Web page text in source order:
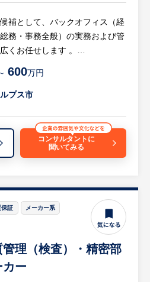
理・法令対応・労務トラブル対
スク管理・運用体制の高度化を
務状態の労務体制を整理し、仕
ル・体制を整えていくフェーズに
制構築まで踏み込める裁量の大き
事責任者と連携し経営視点で労務
人担当コメント】
ト
休暇制度充実
基本給与アップを実現
補として、バックオフィス（経
務・事務全般）の実務および管
くお任せします 。
は…】
事務
の手続き全般、その他バックオフ
全般業務
管理
計算業務
事務所などの行政機関への赴き各
続き、雇用保険等の各種労務管
600万円
プス市
コンサルタントに
聞いてみる
保証 メーカー系
理（検査）・精密部
カー